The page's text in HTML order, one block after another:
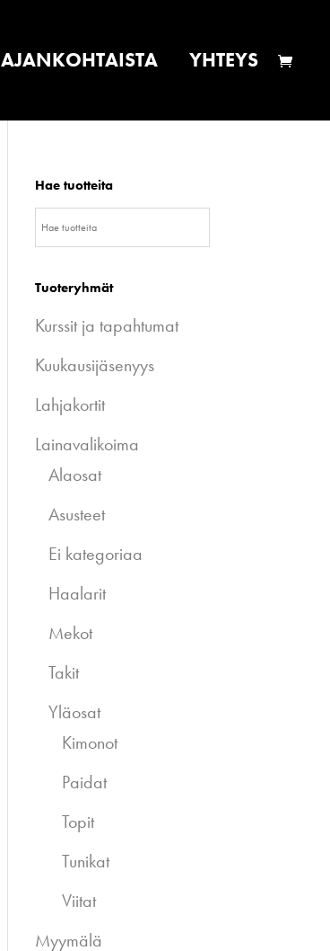
AJANKOHTAISTA YHTEYS
Hae tuotteita
Tuoteryhmät
Kurssit ja tapahtumat
Kuukausijäsenyys
Lahjakortit
Lainavalikoima
Alaosat
Asusteet
Ei kategoriaa
Haalarit
Mekot
Takit
Yläosat
Kimonot
Paidat
Topit
Tunikat
Viitat
Myymälä